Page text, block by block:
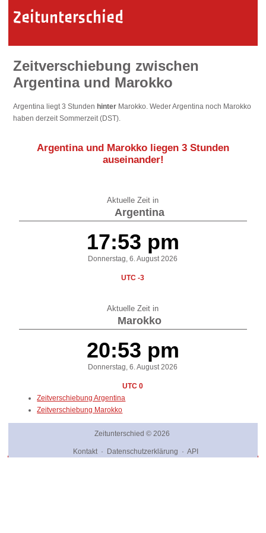
Zeitunterschied
Zeitverschiebung zwischen
Argentina und Marokko
Argentina liegt 3 Stundenhinter Marokko. Weder Argentina noch Marokko
haben derzeit Sommerzeit (DST).
Argentina und Marokko liegen 3 Stunden
auseinander!
Aktuelle Zeit in
Argentina
17:53 pm
Donnerstag, 6. August 2026
UTC -3
Aktuelle Zeit in
Marokko
20:53 pm
Donnerstag, 6. August 2026
UTC 0
Zeitverschiebung Argentina
Zeitverschiebung Marokko
Zeitunterschied © 2026
Kontakt· Datenschutzerklärung · API